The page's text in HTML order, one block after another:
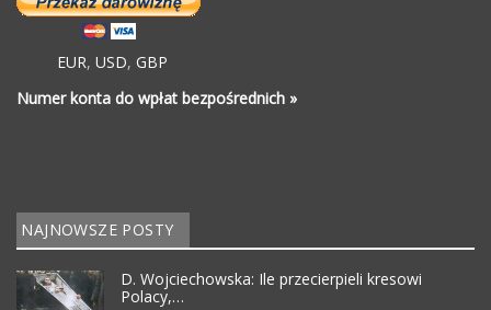
EUR, USD, GBP
Numer konta do wpłat bezpośrednich »
NAJNOWSZE POSTY
D. Wojciechowska: Ile przecierpieli kresowi
Polacy,…